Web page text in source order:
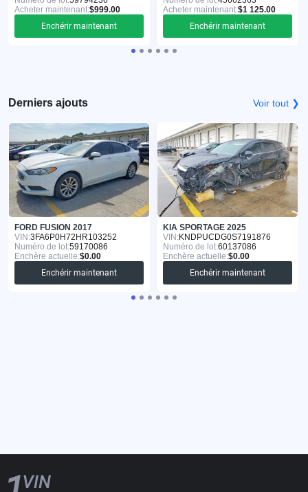
Acheter maintenant:$999.00
Enchérir maintenant
Acheter maintenant:$1 125.00
Enchérir maintenant
Derniers ajouts Voir tout ❯
FORD FUSION 2017
VIN:3FA6P0H72HR103252
Numéro de lot:59170086
Enchère actuelle:$0.00
Enchérir maintenant
KIA SPORTAGE 2025
VIN:KNDPUCDG0S7191876
Numéro de lot:60137086
Enchère actuelle:$0.00
Enchérir maintenant